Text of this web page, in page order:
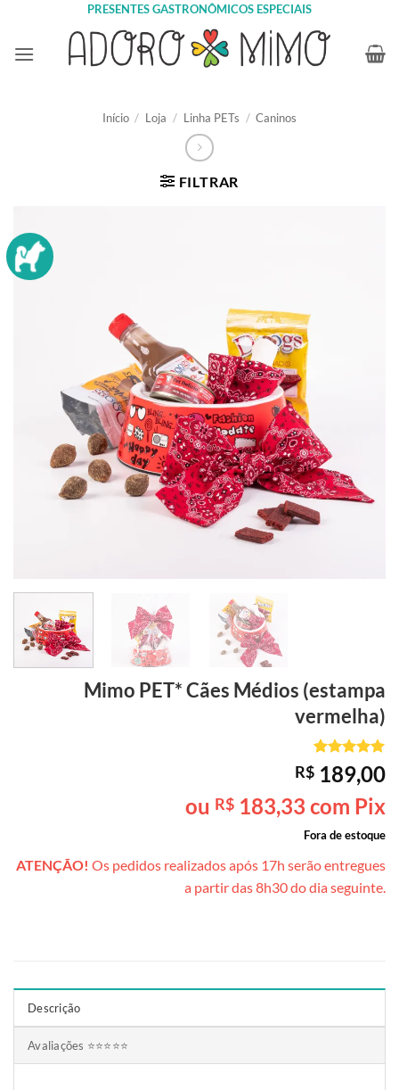
content
PRESENTES GASTRONÔMICOS ESPECIAIS
Início / Loja / Linha PETs / Caninos
FILTRAR
Mimo PET* Cães Médios (estampa
vermelha)
Avaliado
como5de
5, com
baseado em
1
de cliente
R$ 189,00
ou R$ 183,33 com Pix
Fora de estoque
ATENÇÃO! Os pedidos realizados após 17h serão entregues
a partir das 8h30 do dia seguinte.
Descrição
Avaliações ⭐⭐⭐⭐⭐